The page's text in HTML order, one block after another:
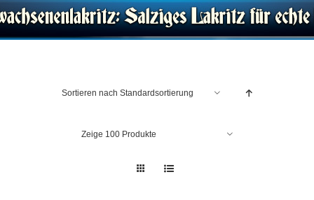
Sortieren nach Standardsortierung
Zeige 100 Produkte